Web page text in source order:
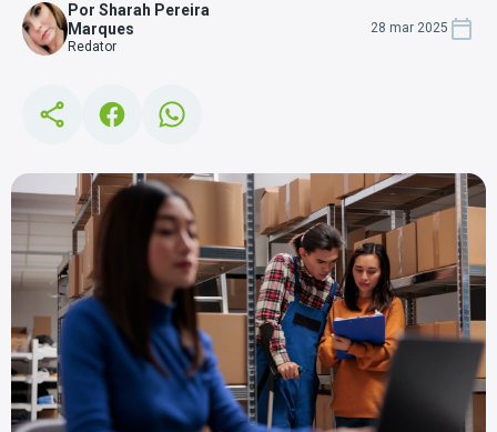
Por Sharah Pereira
Marques
Redator
28 mar 2025